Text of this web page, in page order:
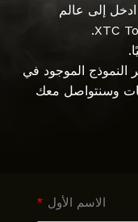
إلى عالم
النموذج الموجود في
وسنتواصل معك
الاسم الأول